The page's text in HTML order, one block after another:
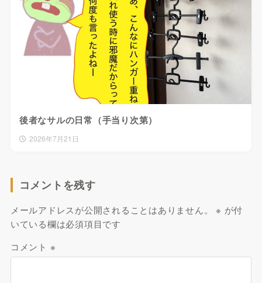
後者なサルの日常（手当り次第）
2026年7月21日
コメントを残す
メールアドレスが公開されることはありません。 ※ が付
いている欄は必須項目です
コメント ※